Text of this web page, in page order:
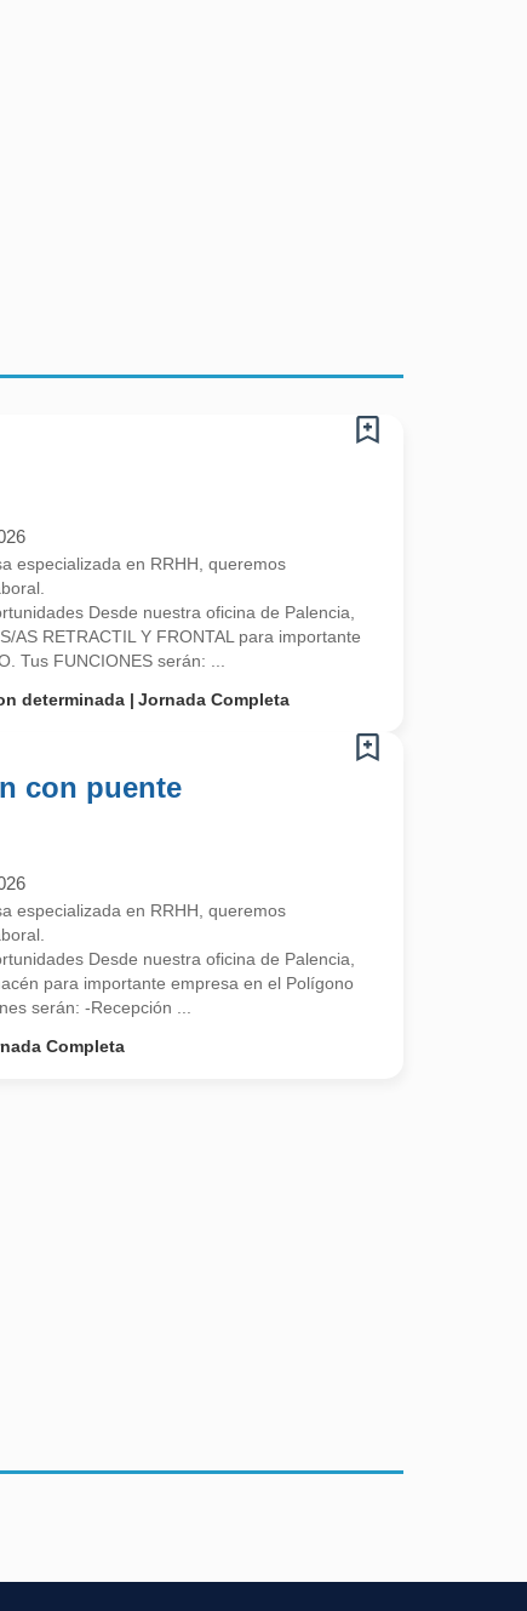
especializada en RRHH, queremos
Desde nuestra oficina de Palencia,
AS RETRACTIL Y FRONTAL para importante
Tus FUNCIONES serán: ...
determinada Jornada Completa
con puente
especializada en RRHH, queremos
Desde nuestra oficina de Palencia,
para importante empresa en el Polígono
serán: -Recepción ...
Completa